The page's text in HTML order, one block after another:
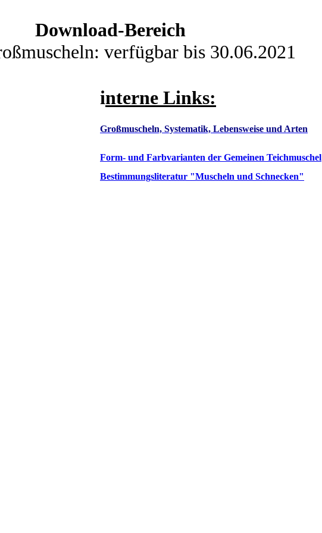
Download-Bereich
verfügbar bis 30.06.2021
interne Links:
Großmuscheln, Systematik, Lebensweise und Arten
Form- und Farbvarianten der Gemeinen Teichmuschel
Bestimmungsliteratur "Muscheln und Schnecken"